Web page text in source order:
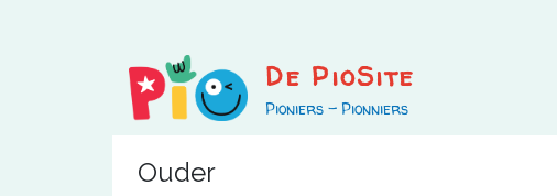
De PioSite
Pioniers - Pionniers
Ouder